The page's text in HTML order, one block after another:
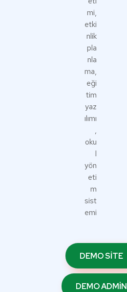
DEMO SİTE
DEMO ADMİN